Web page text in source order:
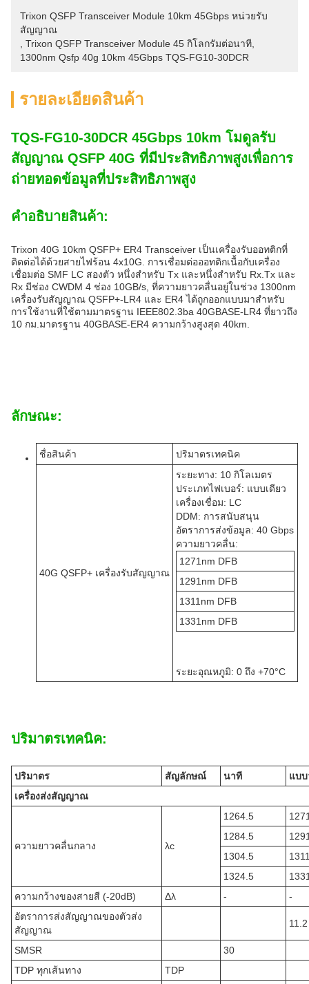
Trixon QSFP Transceiver Module 10km 45Gbps หน่วยรับ
สัญญาณ
Trixon QSFP Transceiver Module 45 กิโลกรัมต่อนาที
1300nm Qsfp 40g 10km 45Gbps TQS-FG10-30DCR
รายละเอียดสินค้า
TQS-FG10-30DCR 45Gbps 10km โมดูลรับ
สัญญาณ QSFP 40G ที่มีประสิทธิภาพสูงเพื่อการ
ถ่ายทอดข้อมูลที่ประสิทธิภาพสูง
คําอธิบายสินค้า:
Trixon 40G 10km QSFP+ ER4 Transceiver เป็นเครื่องรับออทติกที่
ติดต่อได้ด้วยสายไฟร้อน 4x10G. การเชื่อมต่อออทติกเนื้อกับเครื่อง
เชื่อมต่อ SMF LC สองตัว หนึ่งสําหรับ Tx และหนึ่งสําหรับ Rx.Tx และ
Rx มีช่อง CWDM 4 ช่อง 10GB/s, ที่ความยาวคลื่นอยู่ในช่วง 1300nm
เครื่องรับสัญญาณ QSFP+-LR4 และ ER4 ได้ถูกออกแบบมาสําหรับ
การใช้งานที่ใช้ตามมาตรฐาน IEEE802.3ba 40GBASE-LR4 ที่ยาวถึง
10 กม.มาตรฐาน 40GBASE-ER4 ความกว้างสูงสุด 40km.
ลักษณะ:
ชื่อสินค้า ปริมาตรเทคนิค
40G QSFP+ เครื่องรับสัญญาณ
ระยะทาง: 10 กิโลเมตร
ประเภทไฟเบอร์: แบบเดียว
เครื่องเชื่อม: LC
DDM: การสนับสนุน
อัตราการส่งข้อมูล: 40 Gbps
ความยาวคลื่น:
1271nm DFB
1291nm DFB
1311nm DFB
1331nm DFB
ระยะอุณหภูมิ: 0 ถึง +70°C
ปริมาตรเทคนิค:
ปริมาตร สัญลักษณ์ นาที
แบบ
เครื่องส่งสัญญาณ
ความยาวคลื่นกลาง λc
1264.5
1284.5
1304.5
1324.5
ความกว้างของสายสี (-20dB)
Δλ -
-
อัตราการส่งสัญญาณของตัวส่ง
สัญญาณ
11.2
SMSR
30
TDP ทุกเส้นทาง
TDP